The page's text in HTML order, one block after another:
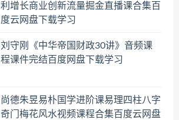
利增长商业创新流量掘金直播课合集百
度云网盘下载学习
刘守刚《中华帝国财政30讲》音频课
程课件完结百度网盘下载学习
尚德朱昱易朴国学进阶课易理四柱八字
奇门梅花风水视频课程合集百度云网盘